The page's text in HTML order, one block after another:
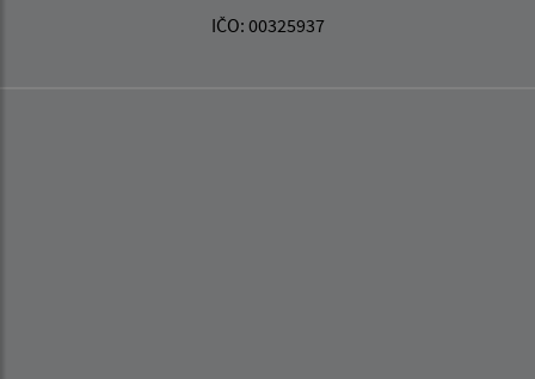
IČO: 00325937